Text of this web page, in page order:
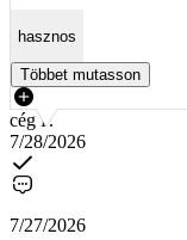
hasznos
Többet mutasson
cég P.
7/28/2026
7/27/2026